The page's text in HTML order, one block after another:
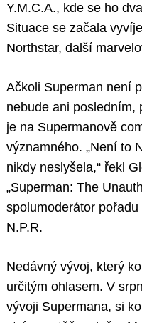
Y.M.C.A., kde se ho
Situace se začala
Northstar, další
Ačkoli Superman není
nebude ani posledním,
je na Supermanově
významného. „Není to
nikdy neslyšela,“ řekl
„Superman: The
spolumoderátor
N.P.R.
Nedávný vývoj, který
určitým ohlasem. V
vývoji Supermana, si